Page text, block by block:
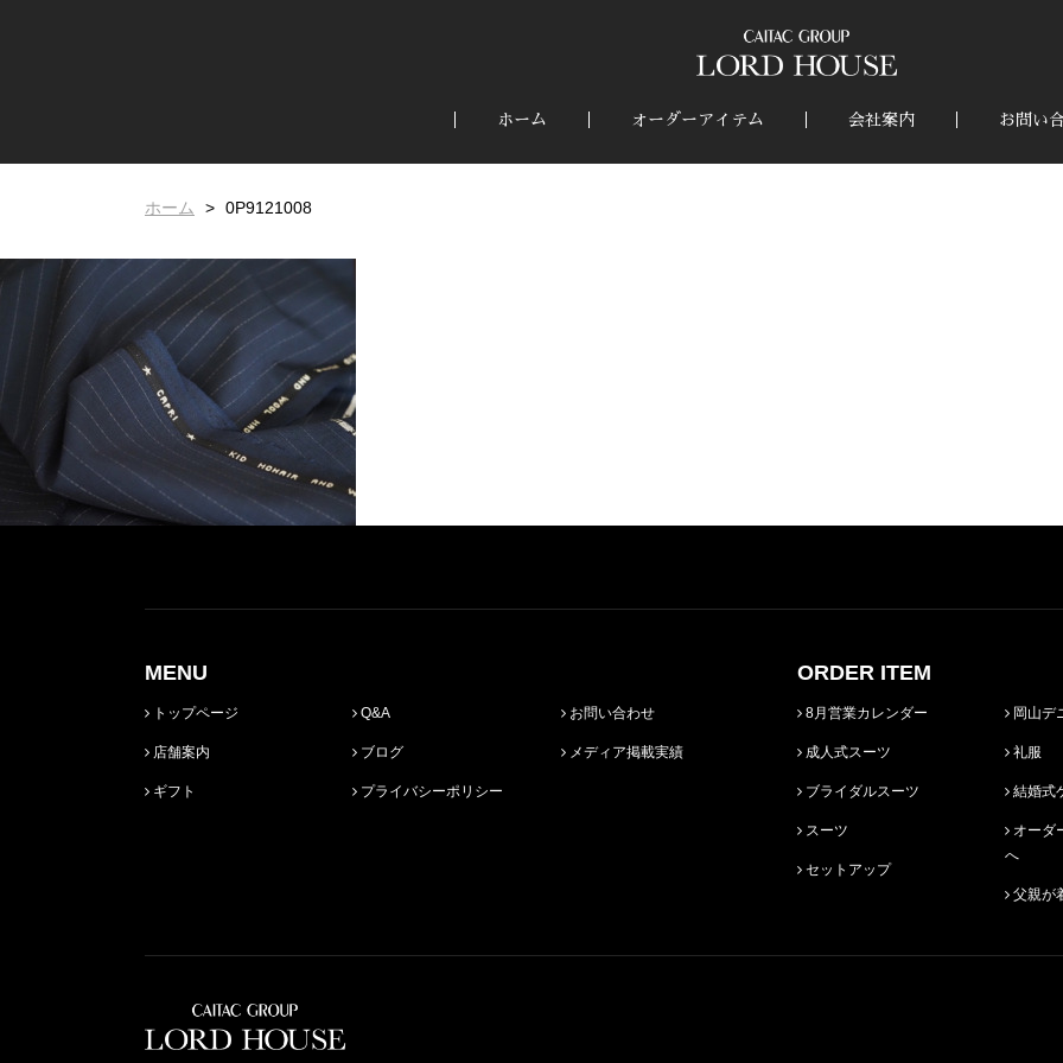
ホーム オーダーアイテム 会社案内 お問い
ホーム 0P9121008
MENU
トップページ
店舗案内
ギフト
Q&A
ブログ
プライバシーポリシー
お問い合わせ
メディア掲載実績
ORDER ITEM
8月営業カレンダー
成人式スーツ
ブライダルスーツ
スーツ
セットアップ
岡山デ
礼服
結婚式
へ
父親が